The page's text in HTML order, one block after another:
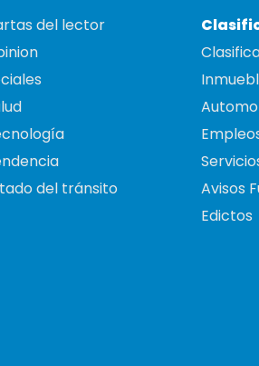
del lector
del tránsito
Avisos
Edictos